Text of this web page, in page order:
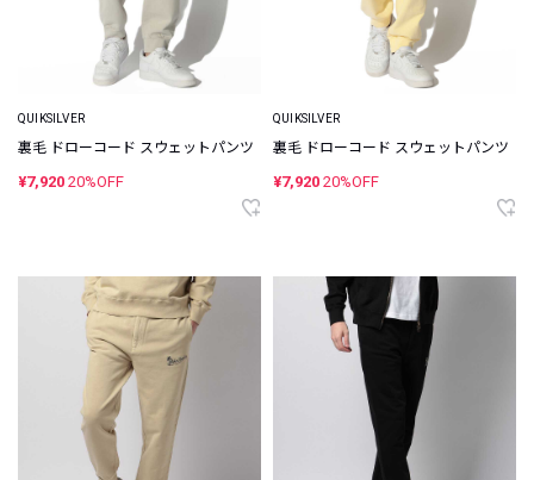
QUIKSILVER
裏毛 ドローコード スウェットパンツ
¥7,920 20%OFF
QUIKSILVER
裏毛 ドローコード スウェットパンツ
¥7,920 20%OFF